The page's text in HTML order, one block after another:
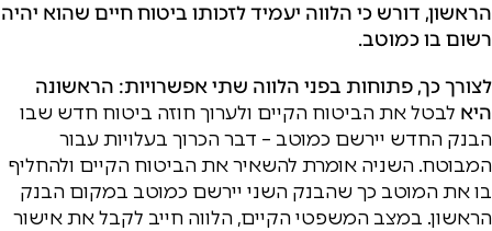
הראשון, דורש כי הלווה יעמיד לזכותו ביטוח חיים שהוא יהיה
רשום בו כמוטב.
לצורך כך, פתוחות בפני הלווה שתי אפשרויות: הראשונה
היא לבטל את הביטוח הקיים ולערוך חוזה ביטוח חדש שבו
הבנק החדש יירשם כמוטב – דבר הכרוך בעלויות עבור
המבוטח. השניה אומרת להשאיר את הביטוח הקיים ולהחליף
בו את המוטב כך שהבנק השני יירשם כמוטב במקום הבנק
הראשון. במצב המשפטי הקיים, הלווה חייב לקבל את אישור